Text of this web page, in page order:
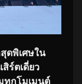
ดพิเศษใน
สิร์ตเดี่ยว
ทุกโมเมนต์